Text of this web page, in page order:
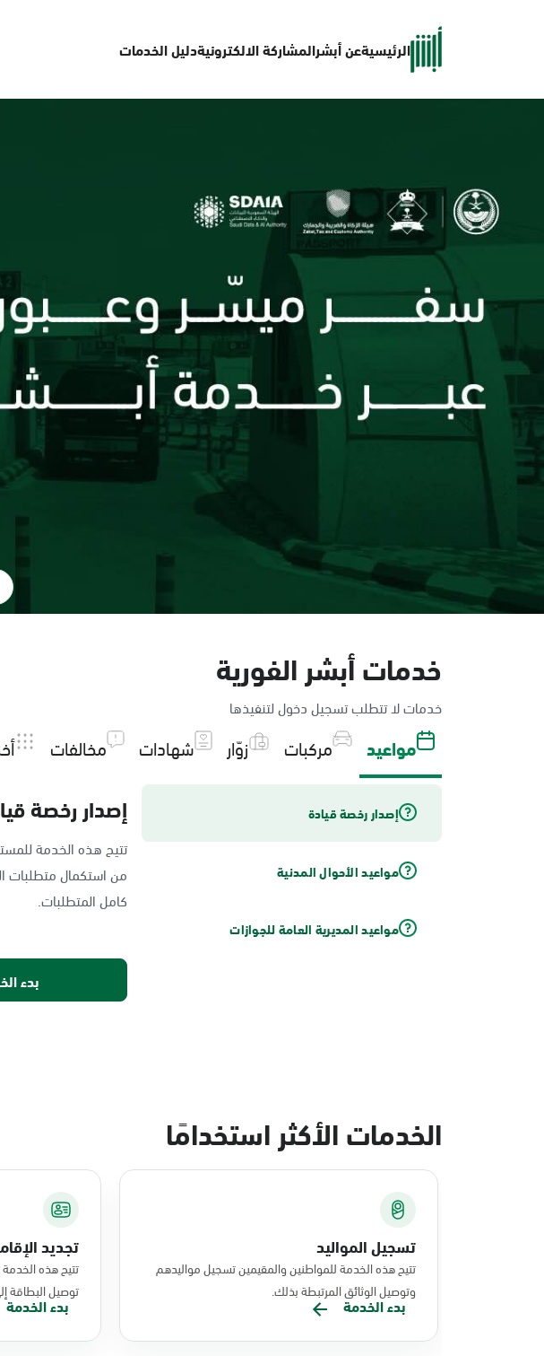
الرئيسيةعن أبشرالمشاركة الالكترونيةدليل الخدمات
خدمات أبشر الفورية
خدمات لا تتطلب تسجيل دخول لتنفيذها
مواعيد مركبات زوّار شهادات مخالفات
إصدار رخصة قيادة
مواعيد الأحوال المدنية
مواعيد المديرية العامة للجوازات
إصدار رخصة
تتيح هذه الخدمة
من استكمال متطلبات
كامل المتطلبات.
بدء
الخدمات الأكثر استخدامًا
تسجيل المواليد
تتيح هذه الخدمة للمواطنين والمقيمين تسجيل مواليدهم
وتوصيل الوثائق المرتبطة بذلك.
بدء الخدمة
تجديد
تتيح هذه
توصيل البطاقة
بدء الخدمة